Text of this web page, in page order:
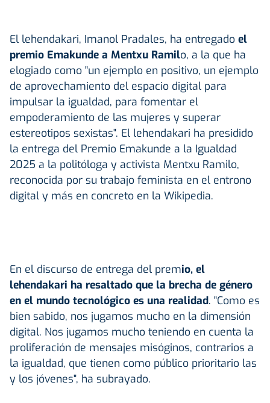
El lehendakari, Imanol Pradales, ha entregado el
premio Emakunde a Mentxu Ramilo, a la que ha
elogiado como "un ejemplo en positivo, un ejemplo
de aprovechamiento del espacio digital para
impulsar la igualdad, para fomentar el
empoderamiento de las mujeres y superar
estereotipos sexistas". El lehendakari ha presidido
la entrega del Premio Emakunde a la Igualdad
2025 a la politóloga y activista Mentxu Ramilo,
reconocida por su trabajo feminista en el entrono
digital y más en concreto en la Wikipedia.
En el discurso de entrega del premio, el
lehendakari ha resaltado que la brecha de género
en el mundo tecnológico es una realidad. "Como es
bien sabido, nos jugamos mucho en la dimensión
digital. Nos jugamos mucho teniendo en cuenta la
proliferación de mensajes misóginos, contrarios a
la igualdad, que tienen como público prioritario las
y los jóvenes", ha subrayado.